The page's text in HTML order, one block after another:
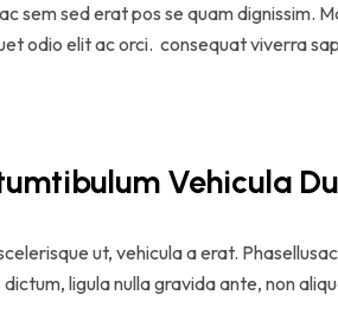
sem sed erat pos se quam dignissim.
odio elit ac orci. consequat viverra
Vehicula
ut, vehicula a erat.
ligula nulla gravida ante, non